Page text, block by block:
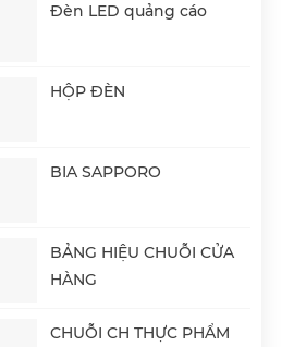
Đèn LED quảng cáo
HỘP ĐÈN
BIA SAPPORO
BẢNG HIỆU CHUỖI CỬA
HÀNG
CHUỖI CH THỰC PHẨM